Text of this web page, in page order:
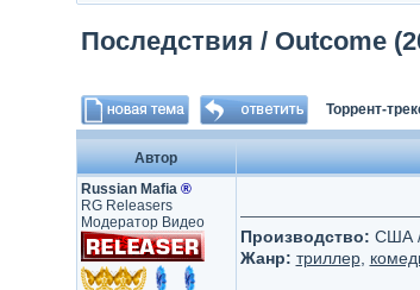
Последствия / Outcome
Торрент-
Автор
Russian Mafia ®
RG Releasers
Модератор Видео
Производство: США /
Жанр: триллер,